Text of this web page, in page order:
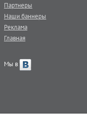
Партнеры
Наши баннеры
Реклама
Главная
Мы в